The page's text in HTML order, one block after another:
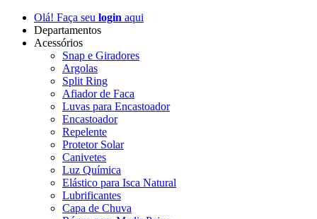
Olá! Faça seu login aqui
Departamentos
Acessórios
Snap e Giradores
Argolas
Split Ring
Afiador de Faca
Luvas para Encastoador
Encastoador
Repelente
Protetor Solar
Canivetes
Luz Química
Elástico para Isca Natural
Lubrificantes
Capa de Chuva